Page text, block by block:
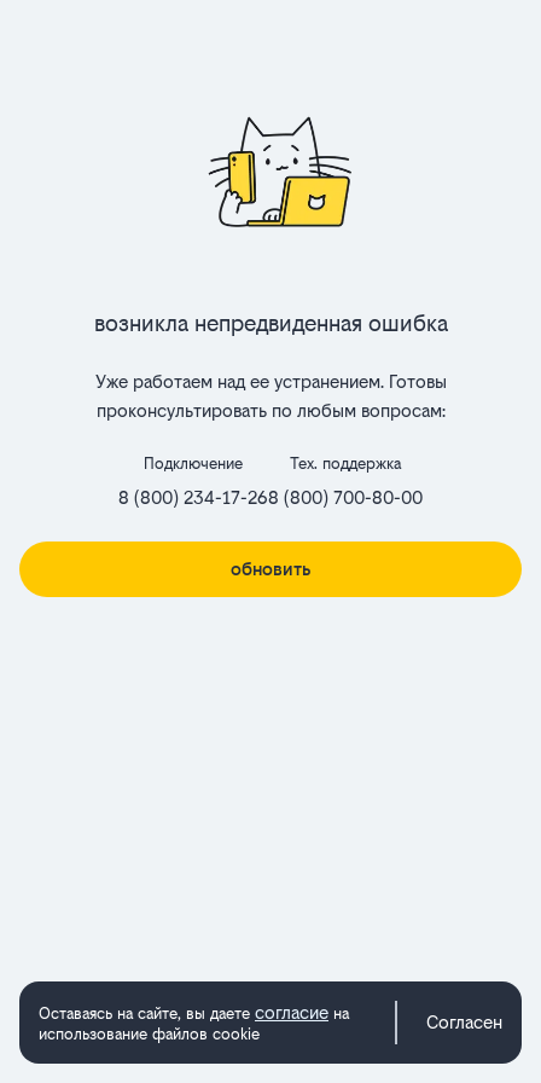
Возникла непредвиденная ошибка
Уже работаем над ее устранением. Готовы
проконсультировать по любым вопросам:
Подключение
8 (800) 234-17-26
Тех. поддержка
8 (800) 700-80-00
обновить
Оставаясь на сайте, вы даете согласие на
использование файлов cookie
Согласен